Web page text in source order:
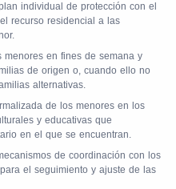
individual de protección con el
recurso residencial a las
menores en fines de semana y
de origen o, cuando ello no
alternativas.
de los menores en los
y educativas que
en el que se encuentran.
de coordinación con los
el seguimiento y ajuste de las